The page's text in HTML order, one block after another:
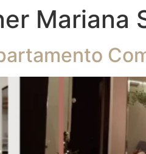
Mariana